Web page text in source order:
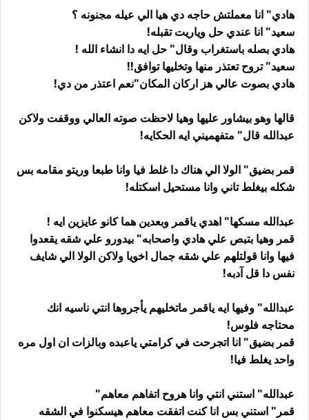
هادي" انا معملتش حاجه دي هيا الي عيله مجنونه ؟
سعيد" انا عندي حل وياريت تقبله!
هادي بصله باستغراب وقال" حل ايه دا انشاء الله !
سعيد" تروح تعتذر منها وتخليها توافق!!
هادي بصوت عالي هز اركان المكان"نعم اعتذر من دي!
قالها وهو بيشاور عليها وهيا لاحظت صوته العالي ووقفت ولاكن
عبدالله قال" متفهميني ايه الحكايه!
قمر بضيق" الولا الي هناك دا غلط فيا وانا طبعا وريتو مقامه بس
شكله بيغلط تاني وانا مستحيل اسكتله!
عبدالله مسكها" اهدي ياقمر وبعدين هما كانو عايزين ايه !
قمر وهيا بتبص علي هادي واصحابه" بيدورو علي شقه يقعدوا
فيها وانا قولتلهم علي شقه جمال اخويا ولاكن الولا الي شايف
نفس دا قل آدبه!
عبدالله" وفيها ايه ياقمر ماتخليهم يأجروها انتي ناسيه انك
محتاجه فلوس!
قمر بضيق" انا اتجرحت في كرامتي ياعبده وبالزات ان اول مره
واحد يغلط فيا!
عبدالله" استني انتي وانا هروح اتفاهم معاهم"
قمر" استني بس انا كنت اتفقت معاهم هيسكنوا في الشقه